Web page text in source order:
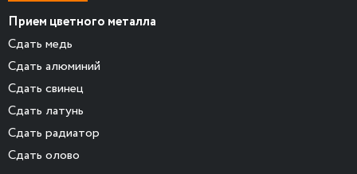
Прием цветного металла
Сдать медь
Сдать алюминий
Сдать свинец
Сдать латунь
Сдать радиатор
Сдать олово